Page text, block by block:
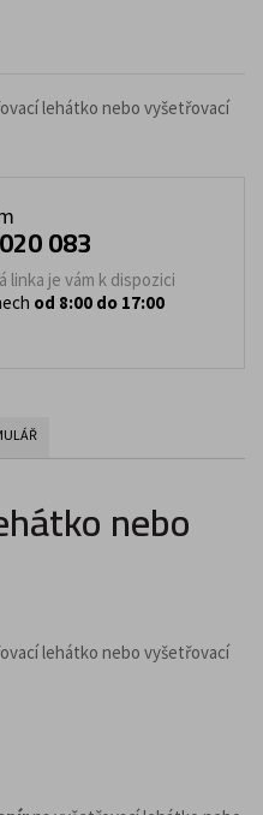
lehátko nebo vyšetřovací
083
linka je vám k dispozici
od 8:00 do 17:00
nebo
lehátko nebo vyšetřovací